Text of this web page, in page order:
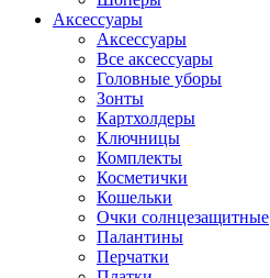
Аксессуары
Аксессуары
Все аксессуары
Головные уборы
Зонты
Картхолдеры
Ключницы
Комплекты
Косметички
Кошельки
Очки солнцезащитные
Палантины
Перчатки